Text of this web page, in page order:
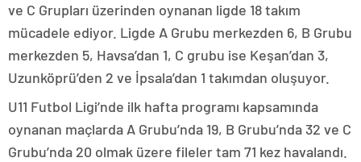
ve C Grupları üzerinden oynanan ligde 18 takım
mücadele ediyor. Ligde A Grubu merkezden 6, B Grubu
merkezden 5, Havsa’dan 1, C grubu ise Keşan’dan 3,
Uzunköprü’den 2 ve İpsala’dan 1 takımdan oluşuyor.
U11 Futbol Ligi’nde ilk hafta programı kapsamında
oynanan maçlarda A Grubu’nda 19, B Grubu’nda 32 ve C
Grubu’nda 20 olmak üzere fileler tam 71 kez havalandı.